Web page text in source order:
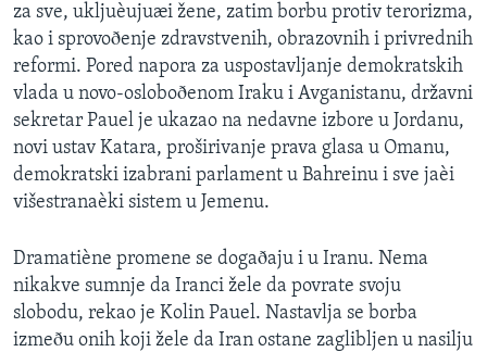
za sve, ukljuèujuæi žene, zatim borbu protiv terorizma,
kao i sprovoðenje zdravstvenih, obrazovnih i privrednih
reformi. Pored napora za uspostavljanje demokratskih
vlada u novo-osloboðenom Iraku i Avganistanu, državni
sekretar Pauel je ukazao na nedavne izbore u Jordanu,
novi ustav Katara, proširivanje prava glasa u Omanu,
demokratski izabrani parlament u Bahreinu i sve jaèi
višestranaèki sistem u Jemenu.
Dramatiène promene se dogaðaju i u Iranu. Nema
nikakve sumnje da Iranci žele da povrate svoju
slobodu, rekao je Kolin Pauel. Nastavlja se borba
izmeðu onih koji žele da Iran ostane zaglibljen u nasilju